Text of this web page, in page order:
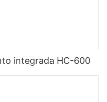
integrada HC-600